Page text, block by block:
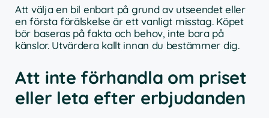
Att välja en bil enbart på grund av utseendet eller
en första förälskelse är ett vanligt misstag. Köpet
bör baseras på fakta och behov, inte bara på
känslor. Utvärdera kallt innan du bestämmer dig.
Att inte förhandla om priset
eller leta efter erbjudanden